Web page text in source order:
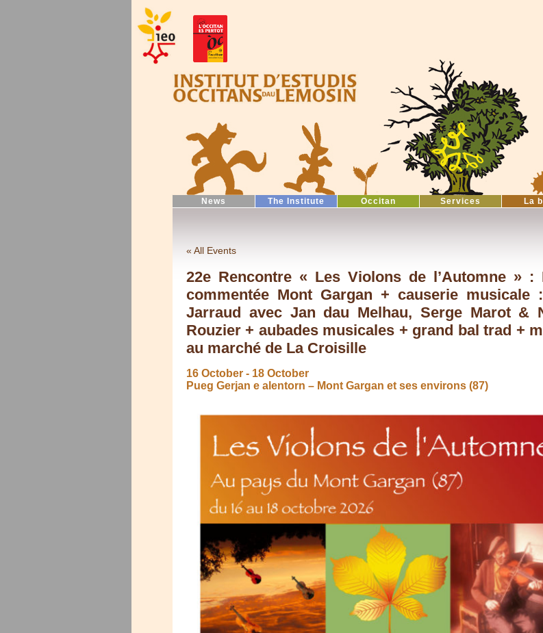
News The Institute Occitan Services La
« All Events
22e Rencontre « Les Violons de l’Automne » :
commentée Mont Gargan + causerie musicale
Jarraud avec Jan dau Melhau, Serge Marot &
Rouzier + aubades musicales + grand bal trad +
au marché de La Croisille
16 October - 18 October
Pueg Gerjan e alentorn – Mont Gargan et ses environs (87)